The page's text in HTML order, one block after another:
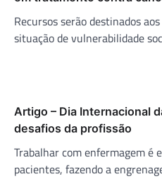
Recursos serão destinados
situação de vulnerabilidade
Artigo – Dia Internacional
desafios da profissão
Trabalhar com enfermagem é
pacientes, fazendo a